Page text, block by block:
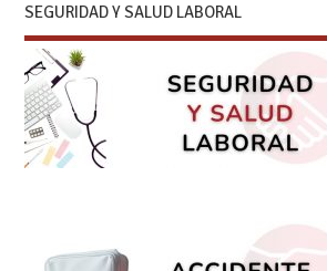
SEGURIDAD Y SALUD LABORAL